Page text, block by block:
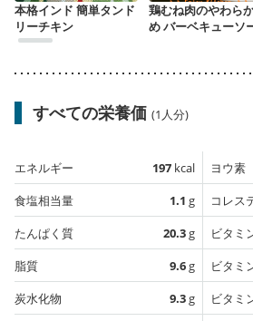
本格インド 簡単タンド
リーチキン
鶏むね肉のやわら
め バーベキューソ
すべての栄養価 (1人分)
エネルギー 197 kcal
食塩相当量
1.1 g
たんぱく質
20.3g
脂質
9.6g
炭水化物
9.3g
ヨウ素
コレス
ビタミ
ビタミ
ビタミ